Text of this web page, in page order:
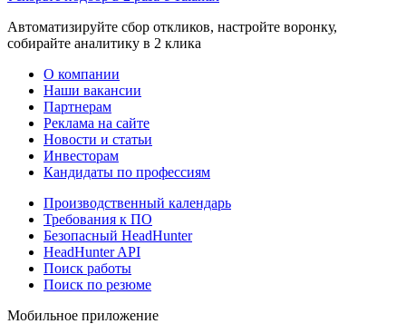
Автоматизируйте сбор откликов, настройте воронку,
собирайте аналитику в 2 клика
О компании
Наши вакансии
Партнерам
Реклама на сайте
Новости и статьи
Инвесторам
Кандидаты по профессиям
Производственный календарь
Требования к ПО
Безопасный HeadHunter
HeadHunter API
Поиск работы
Поиск по резюме
Мобильное приложение